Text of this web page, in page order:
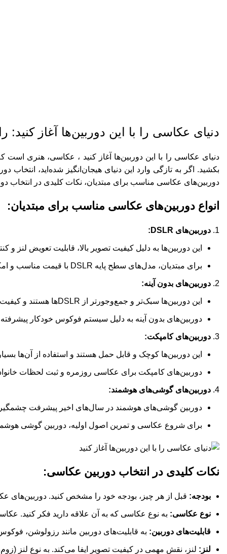
دنیای عکاسی را با این دوربین‌ها آغاز کنید:
دنیای عکاسی را با این دوربین‌ها آغاز کنید ، عکاسی، هنری
بکشید. اگر به تازگی وارد این دنیای هیجان‌انگیز شده‌اید،
دوربین‌های عکاسی مناسب برای مبتدیان، نکات کلیدی در انتخاب
انواع دوربین‌های عکاسی مناسب برای مبتدیان:
دوربین‌های DSLR:
این دوربین‌ها به دلیل کیفیت تصویر بالا، قابلیت تعویض لنز
برای مبتدیان، مدل‌های سطح پایه DSLR با قیمت مناسب و امکانات کافی وجود دارد.
دوربین‌های بدون آینه:
این دوربین‌ها سبک‌تر و جمع‌وجورتر از DSLRها هستند و کیفیت تصویر مشابهی ارائه می‌دهند.
دوربین‌های بدون آینه به دلیل سیستم فوکوس خودکار
دوربین‌های کامپکت:
این دوربین‌ها کوچک و قابل حمل هستند و استفاده از آن‌ها
دوربین‌های کامپکت برای عکاسی روزمره و ثبت لحظات
دوربین‌های گوشی‌های هوشمند:
دوربین گوشی‌های هوشمند در سال‌های اخیر پیشرفت چشمگیری
برای شروع عکاسی و تمرین اصول اولیه، دوربین گوشی
نکات کلیدی در انتخاب دوربین عکاسی:
بودجه: قبل از هر چیز، بودجه خود را مشخص کنید. دوربین‌های
نوع عکاسی: به نوع عکاسی که به آن علاقه دارید فکر کنید.
قابلیت‌های دوربین: به قابلیت‌های دوربین مانند رزولوشن،
لنز: لنز، نقش مهمی در کیفیت تصویر ایفا می‌کند. به نوع لنز (زوم،